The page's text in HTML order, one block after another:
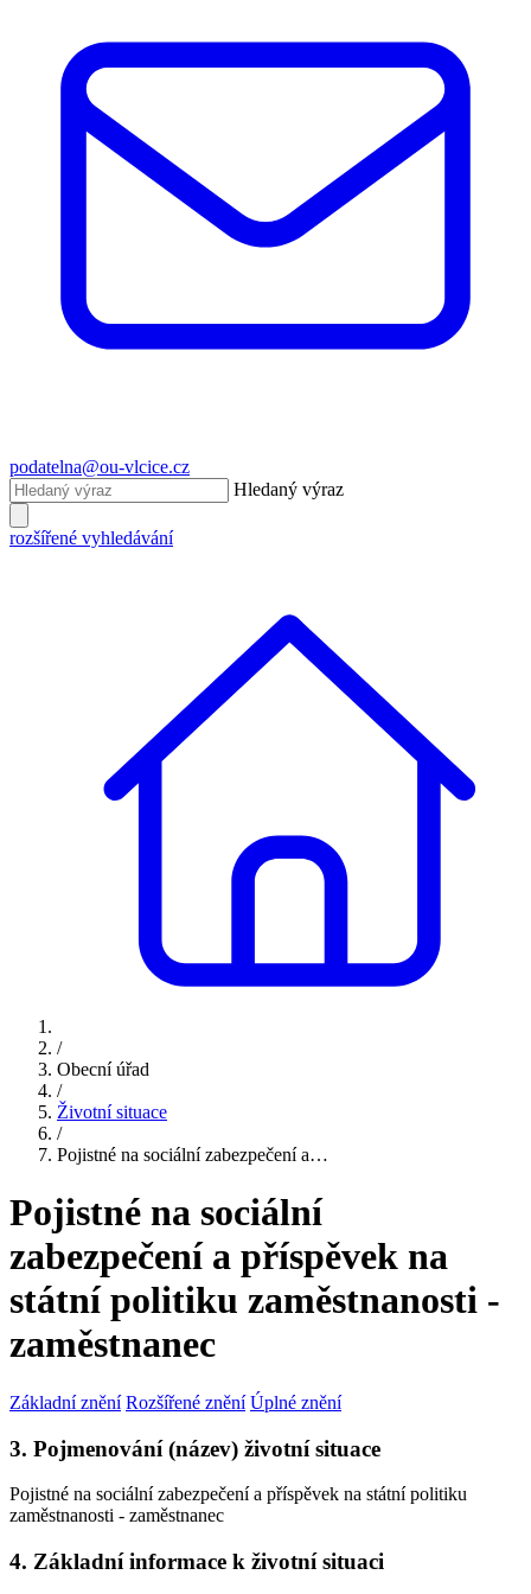
podatelna@ou-vlcice.cz
Hledaný výraz
rozšířené vyhledávání
/
Obecní úřad
/
Životní situace
/
Pojistné na sociální zabezpečení a…
Pojistné na sociální
zabezpečení a příspěvek na
státní politiku zaměstnanosti -
zaměstnanec
Základní znění Rozšířené znění Úplné znění
3. Pojmenování (název) životní situace
Pojistné na sociální zabezpečení a příspěvek na státní politiku
zaměstnanosti - zaměstnanec
4. Základní informace k životní situaci